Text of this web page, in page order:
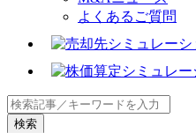
よくあるご質問